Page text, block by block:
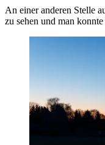
An einer anderen Stelle
zu sehen und man